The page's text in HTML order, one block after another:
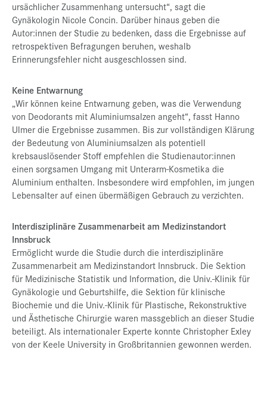
ursächlicher Zusammenhang untersucht“, sagt die
Gynäkologin Nicole Concin. Darüber hinaus geben die
Autor:innen der Studie zu bedenken, dass die Ergebnisse auf
retrospektiven Befragungen beruhen, weshalb
Erinnerungsfehler nicht ausgeschlossen sind.
Keine Entwarnung
„Wir können keine Entwarnung geben, was die Verwendung
von Deodorants mit Aluminiumsalzen angeht“, fasst Hanno
Ulmer die Ergebnisse zusammen. Bis zur vollständigen Klärung
der Bedeutung von Aluminiumsalzen als potentiell
krebsauslösender Stoff empfehlen die Studienautor:innen
einen sorgsamen Umgang mit Unterarm-Kosmetika die
Aluminium enthalten. Insbesondere wird empfohlen, im jungen
Lebensalter auf einen übermäßigen Gebrauch zu verzichten.
Interdisziplinäre Zusammenarbeit am Medizinstandort
Innsbruck
Ermöglicht wurde die Studie durch die interdisziplinäre
Zusammenarbeit am Medizinstandort Innsbruck. Die Sektion
für Medizinische Statistik und Information, die Univ.-Klinik für
Gynäkologie und Geburtshilfe, die Sektion für klinische
Biochemie und die Univ.-Klinik für Plastische, Rekonstruktive
und Ästhetische Chirurgie waren massgeblich an dieser Studie
beteiligt. Als internationaler Experte konnte Christopher Exley
von der Keele University in Großbritannien gewonnen werden.